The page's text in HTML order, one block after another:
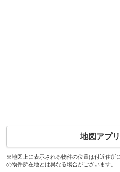
地図アプ
※地図上に表示される物件の位置は付近住所
の物件所在地とは異なる場合がございます。